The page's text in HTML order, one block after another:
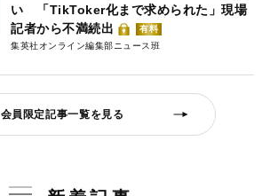
い 「TikToker化まで求められた」現場
記者から不満続出
有料
集英社オンライン編集部ニュース班
会員限定記事一覧を見る